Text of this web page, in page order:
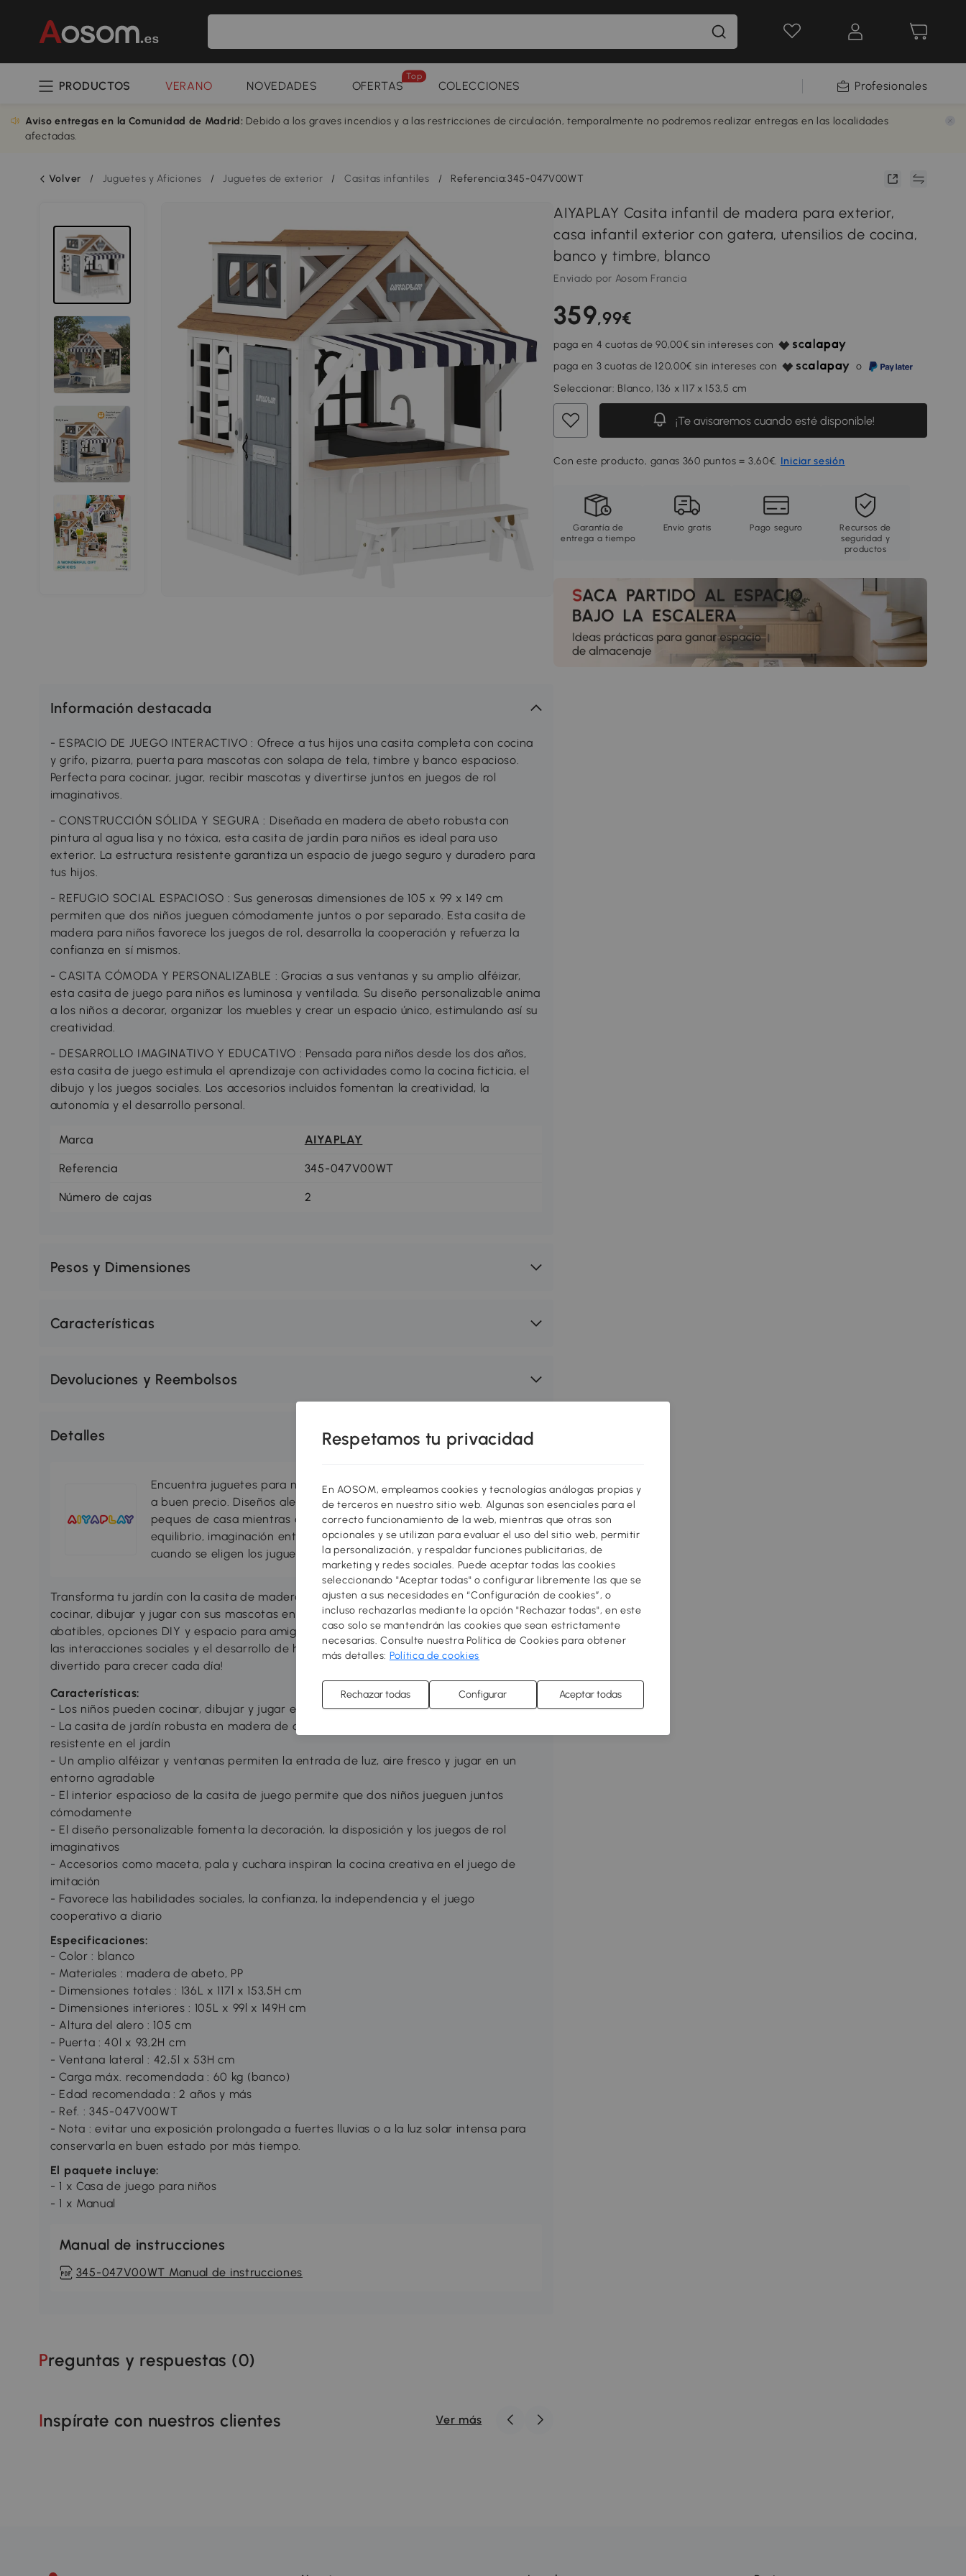
PRODUCTOS VERANO NOVEDADES OFERTAS
Top
COLECCIONES Profesionales
Aviso entregas en la Comunidad de Madrid: Debido a los graves incendios y a las restricciones de circulación, temporalmente no podremos realizar entregas en las localidades
afectadas.
Volver / Juguetes y Aficiones / Juguetes de exterior / Casitas infantiles / Referencia:345-047V00WT
AIYAPLAY Casita infantil de madera para exterior,
casa infantil exterior con gatera, utensilios de cocina,
banco y timbre, blanco
Enviado por Aosom Francia
359,99€
paga en 4 cuotas de 90,00€ sin intereses con
paga en 3 cuotas de 120,00€ sin intereses con
o
Seleccionar: Blanco, 136 x 117 x 153,5 cm
¡Te avisaremos cuando esté disponible!
Con este producto, ganas 360 puntos = 3,60€. Iniciar sesión
Garantía de
entrega a tiempo
Envío gratis Pago seguro
Recursos de
seguridad y
productos
Información destacada
- ESPACIO DE JUEGO INTERACTIVO : Ofrece a tus hijos una casita completa con cocina
y grifo, pizarra, puerta para mascotas con solapa de tela, timbre y banco espacioso.
Perfecta para cocinar, jugar, recibir mascotas y divertirse juntos en juegos de rol
imaginativos.
- CONSTRUCCIÓN SÓLIDA Y SEGURA : Diseñada en madera de abeto robusta con
pintura al agua lisa y no tóxica, esta casita de jardín para niños es ideal para uso
exterior. La estructura resistente garantiza un espacio de juego seguro y duradero para
tus hijos.
- REFUGIO SOCIAL ESPACIOSO : Sus generosas dimensiones de 105 x 99 x 149 cm
permiten que dos niños jueguen cómodamente juntos o por separado. Esta casita de
madera para niños favorece los juegos de rol, desarrolla la cooperación y refuerza la
confianza en sí mismos.
- CASITA CÓMODA Y PERSONALIZABLE : Gracias a sus ventanas y su amplio alféizar,
esta casita de juego para niños es luminosa y ventilada. Su diseño personalizable anima
a los niños a decorar, organizar los muebles y crear un espacio único, estimulando así su
creatividad.
- DESARROLLO IMAGINATIVO Y EDUCATIVO : Pensada para niños desde los dos años,
esta casita de juego estimula el aprendizaje con actividades como la cocina ficticia, el
dibujo y los juegos sociales. Los accesorios incluidos fomentan la creatividad, la
autonomía y el desarrollo personal.
Marca AIYAPLAY
Referencia 345-047V00WT
Número de cajas 2
Pesos y Dimensiones
Características
Devoluciones y Reembolsos
Detalles
Encuentra juguetes para niños de todas las edades de gran calidad
a buen precio. Diseños alegres e innovadores para entrenar a los
peques de casa mientras desarrollan su motricidad, coordinación,
equilibrio, imaginación entre otros ¡Jugar también es aprender
cuando se eligen los juguetes adecuados!
Transforma tu jardín con la casita de madera para niños AIYAPLAY. Los niños pueden
cocinar, dibujar y jugar con sus mascotas en un espacio seguro. Con puertas y ventanas
abatibles, opciones DIY y espacio para amigos, esta casita fomenta el juego de roles,
las interacciones sociales y el desarrollo de habilidades. ¡Un lugar estimulante y
divertido para crecer cada día!
Características:
- Los niños pueden cocinar, dibujar y jugar en esta casita de juego exterior para niños
- La casita de jardín robusta en madera de abeto ofrece entretenimiento seguro y
resistente en el jardín
- Un amplio alféizar y ventanas permiten la entrada de luz, aire fresco y jugar en un
entorno agradable
- El interior espacioso de la casita de juego permite que dos niños jueguen juntos
cómodamente
- El diseño personalizable fomenta la decoración, la disposición y los juegos de rol
imaginativos
- Accesorios como maceta, pala y cuchara inspiran la cocina creativa en el juego de
imitación
- Favorece las habilidades sociales, la confianza, la independencia y el juego
cooperativo a diario
Especificaciones:
- Color : blanco
- Materiales : madera de abeto, PP
- Dimensiones totales : 136L x 117l x 153,5H cm
- Dimensiones interiores : 105L x 99l x 149H cm
- Altura del alero : 105 cm
- Puerta : 40l x 93,2H cm
- Ventana lateral : 42,5l x 53H cm
- Carga máx. recomendada : 60 kg (banco)
- Edad recomendada : 2 años y más
- Ref. : 345-047V00WT
- Nota : evitar una exposición prolongada a fuertes lluvias o a la luz solar intensa para
conservarla en buen estado por más tiempo.
El paquete incluye:
- 1 x Casa de juego para niños
- 1 x Manual
Manual de instrucciones
345-047V00WT Manual de instrucciones
Preguntas y respuestas (0)
Inspírate con nuestros clientes Ver más
Respetamos tu privacidad
En AOSOM, empleamos cookies y tecnologías análogas propias y
de terceros en nuestro sitio web. Algunas son esenciales para el
correcto funcionamiento de la web, mientras que otras son
opcionales y se utilizan para evaluar el uso del sitio web, permitir
la personalización, y respaldar funciones publicitarias, de
marketing y redes sociales. Puede aceptar todas las cookies
seleccionando "Aceptar todas" o configurar libremente las que se
ajusten a sus necesidades en “Configuración de cookies”, o
incluso rechazarlas mediante la opción "Rechazar todas", en este
caso solo se mantendrán las cookies que sean estrictamente
necesarias. Consulte nuestra Política de Cookies para obtener
más detalles: Política de cookies
Rechazar todas Configurar Aceptar todas